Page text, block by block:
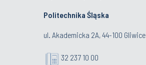
Politechnika Śląska
ul. Akademicka 2A, 44-100 Gliwice
32 237 10 00